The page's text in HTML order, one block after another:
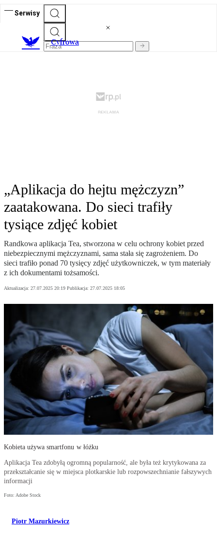
Serwisy
Cyfrowa
„Aplikacja do hejtu mężczyzn”
zaatakowana. Do sieci trafiły
tysiące zdjęć kobiet
Randkowa aplikacja Tea, stworzona w celu ochrony kobiet przed
niebezpiecznymi mężczyznami, sama stała się zagrożeniem. Do
sieci trafiło ponad 70 tysięcy zdjęć użytkowniczek, w tym materiały
z ich dokumentami tożsamości.
Aktualizacja: 27.07.2025 20:19 Publikacja: 27.07.2025 18:05
Kobieta używa smartfonu w łóżku
Aplikacja Tea zdobyłą ogromną popularność, ale była też krytykowana za
przekształcanie się w miejsca plotkarskie lub rozpowszechnianie fałszywych
informacji
Foto: Adobe Stock
Piotr Mazurkiewicz